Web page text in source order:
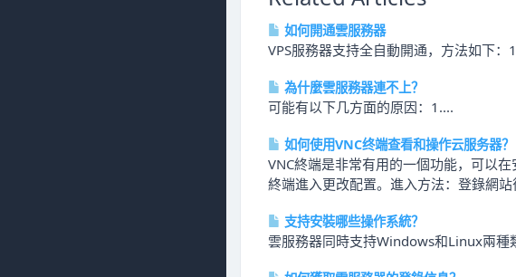
如何開通雲服務器
VPS服務器支持全自動開通，方法如下
為什麼雲服務器連不上？
可能有以下几方面的原因：1....
如何使用VNC终端查看和操作云服务器？
VNC終端是非常有用的一個功能，可以
終端進入更改配置。進入方法：登錄網
支持安裝哪些操作系統？
雲服務器同時支持Windows和Linux兩